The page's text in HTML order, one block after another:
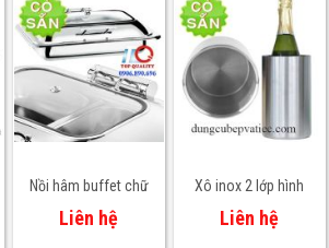
Nồi hâm buffet chữ
nhật nắp kính 9 lít
Liên hệ
Xô inox 2 lớp hình
ống thẳng đựng đá
ướp rượu vang
Liên hệ